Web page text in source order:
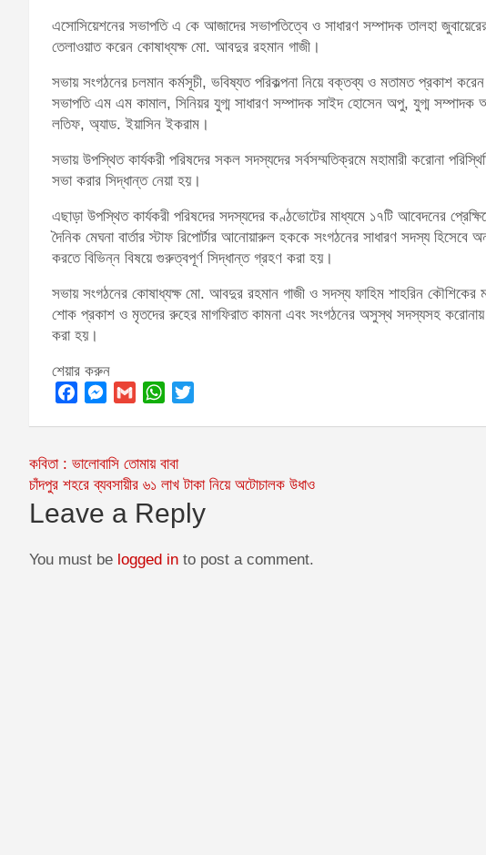
এসোসিয়েশনের সভাপতি এ কে আজাদের সভাপতিত্বে ও সাধারণ সম্পাদক তালহা
তেলাওয়াত করেন কোষাধ্যক্ষ মো. আবদুর রহমান গাজী।
সভায় সংগঠনের চলমান কর্মসূচী, ভবিষ্যত পরিকল্পনা নিয়ে বক্তব্য ও মতামত প্রকাশ
সভাপতি এম এম কামাল, সিনিয়র যুগ্ম সাধারণ সম্পাদক সাইদ হোসেন অপু, যুগ্ম সম্পাদক
লতিফ, অ্যাড. ইয়াসিন ইকরাম।
সভায় উপস্থিত কার্যকরী পরিষদের সকল সদস্যদের সর্বসম্মতিক্রমে মহামারী করোনা
সভা করার সিদ্ধান্ত নেয়া হয়।
এছাড়া উপস্থিত কার্যকরী পরিষদের সদস্যদের কণ্ঠভোটের মাধ্যমে ১৭টি আবেদনের
দৈনিক মেঘনা বার্তার স্টাফ রিপোর্টার আনোয়ারুল হককে সংগঠনের সাধারণ সদস্য
করতে বিভিন্ন বিষয়ে গুরুত্বপূর্ণ সিদ্ধান্ত গ্রহণ করা হয়।
সভায় সংগঠনের কোষাধ্যক্ষ মো. আবদুর রহমান গাজী ও সদস্য ফাহিম শাহরিন কৌশিকের
শোক প্রকাশ ও মৃতদের রুহের মাগফিরাত কামনা এবং সংগঠনের অসুস্থ সদস্যসহ করোনায়
করা হয়।
শেয়ার করুন
c
e
o
k
s
s
n
e
a
i
a
t
s
A
p
i
t
e
Post
navigation
কবিতা : ভালোবাসি তোমায় বাবা
চাঁদপুর শহরে ব্যবসায়ীর ৬১ লাখ টাকা নিয়ে অটোচালক উধাও
Leave a Reply
You must be logged in to post a comment.